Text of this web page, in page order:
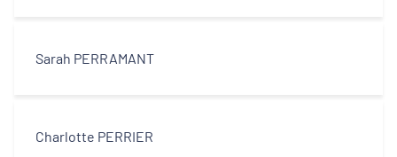
Sarah PERRAMANT
Charlotte PERRIER